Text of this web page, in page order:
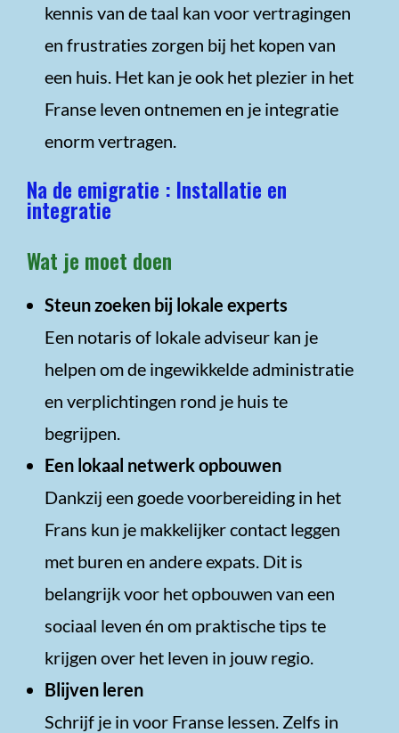
kennis van de taal kan voor vertragingen
en frustraties zorgen bij het kopen van
een huis. Het kan je ook het plezier in het
Franse leven ontnemen en je integratie
enorm vertragen.
Na de emigratie : Installatie en
integratie
Wat je moet doen
Steun zoeken bij lokale experts
Een notaris of lokale adviseur kan je
helpen om de ingewikkelde administratie
en verplichtingen rond je huis te
begrijpen.
Een lokaal netwerk opbouwen
Dankzij een goede voorbereiding in het
Frans kun je makkelijker contact leggen
met buren en andere expats. Dit is
belangrijk voor het opbouwen van een
sociaal leven én om praktische tips te
krijgen over het leven in jouw regio.
Blijven leren
Schrijf je in voor Franse lessen. Zelfs in